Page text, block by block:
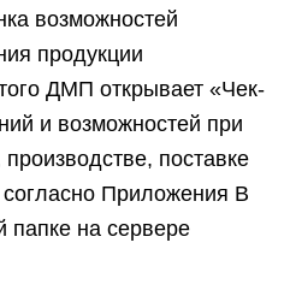
возможностей
продукции
ДМП открывает «Чек-
и возможностей при
поставке
Приложения В
папке на сервере